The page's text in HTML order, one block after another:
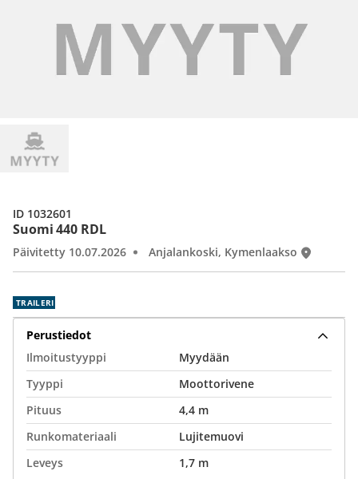
Suomi 440 RDL
Päivitetty 10.07.2026 Anjalankoski, Kymenlaakso
ID 1032601
TRAILERI
Perustiedot
Ilmoitustyyppi
Myydään
Tyyppi
Moottorivene
Pituus
4,4 m
Runkomateriaali
Lujitemuovi
Leveys
1,7 m